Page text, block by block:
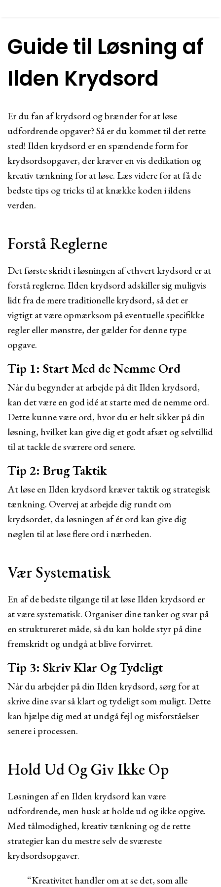
Guide til Løsning af
Ilden Krydsord
Er du fan af krydsord og brænder for at løse
udfordrende opgaver? Så er du kommet til det rette
sted! Ilden krydsord er en spændende form for
krydsordsopgaver, der kræver en vis dedikation og
kreativ tænkning for at løse. Læs videre for at få de
bedste tips og tricks til at knække koden i ildens
verden.
Forstå Reglerne
Det første skridt i løsningen af ethvert krydsord er at
forstå reglerne. Ilden krydsord adskiller sig muligvis
lidt fra de mere traditionelle krydsord, så det er
vigtigt at være opmærksom på eventuelle specifikke
regler eller mønstre, der gælder for denne type
opgave.
Tip 1: Start Med de Nemme Ord
Når du begynder at arbejde på dit Ilden krydsord,
kan det være en god idé at starte med de nemme ord.
Dette kunne være ord, hvor du er helt sikker på din
løsning, hvilket kan give dig et godt afsæt og selvtillid
til at tackle de sværere ord senere.
Tip 2: Brug Taktik
At løse en Ilden krydsord kræver taktik og strategisk
tænkning. Overvej at arbejde dig rundt om
krydsordet, da løsningen af ét ord kan give dig
nøglen til at løse flere ord i nærheden.
Vær Systematisk
En af de bedste tilgange til at løse Ilden krydsord er
at være systematisk. Organiser dine tanker og svar på
en struktureret måde, så du kan holde styr på dine
fremskridt og undgå at blive forvirret.
Tip 3: Skriv Klar Og Tydeligt
Når du arbejder på din Ilden krydsord, sørg for at
skrive dine svar så klart og tydeligt som muligt. Dette
kan hjælpe dig med at undgå fejl og misforståelser
senere i processen.
Hold Ud Og Giv Ikke Op
Løsningen af en Ilden krydsord kan være
udfordrende, men husk at holde ud og ikke opgive.
Med tålmodighed, kreativ tænkning og de rette
strategier kan du mestre selv de sværeste
krydsordsopgaver.
“Kreativitet handler om at se det, som alle